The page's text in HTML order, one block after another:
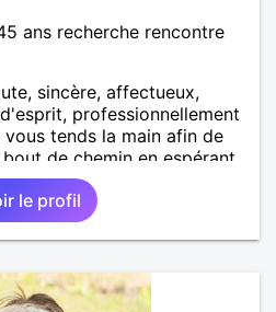
ans recherche rencontre
sincère, affectueux,
professionnellement
tends la main afin de
de chemin en espérant
le profil